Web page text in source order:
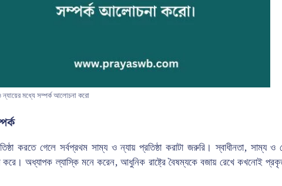
ন্যায়ের মধ্যে সম্পর্ক আলোচনা করো
করতে গেলে সর্বপ্রথম সাম্য ও ন্যায় প্রতিষ্ঠা করাটা জরুরি। স্বাধীনতা, সাম্য
অধ্যাপক ল্যাস্কি মনে করেন, আধুনিক রাষ্ট্রে বৈষম্যকে বজায় রেখে কখনোই প্রকৃত